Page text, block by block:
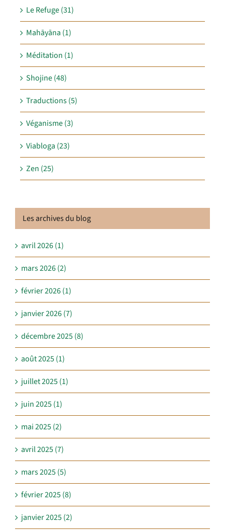
Le Refuge (31)
Mahāyāna (1)
Méditation (1)
Shojine (48)
Traductions (5)
Véganisme (3)
Viabloga (23)
Zen (25)
Les archives du blog
avril 2026 (1)
mars 2026 (2)
février 2026 (1)
janvier 2026 (7)
décembre 2025 (8)
août 2025 (1)
juillet 2025 (1)
juin 2025 (1)
mai 2025 (2)
avril 2025 (7)
mars 2025 (5)
février 2025 (8)
janvier 2025 (2)